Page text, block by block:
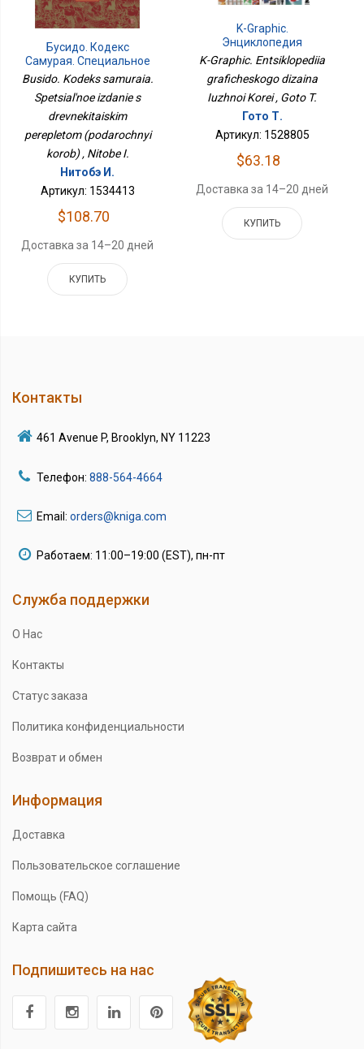
Бусидо. Кодекс
Самурая. Специальное
Издание С
Древнекитайским
Переплетом
(подарочный Короб)
Busido. Kodeks samuraia.
Spetsial'noe izdanie s
drevnekitaiskim
perepletom (podarochnyi
korob) , Nitobe I.
Нитобэ И.
Артикул: 1534413
$108.70
Доставка за 14–20 дней
КУПИТЬ
K-Graphic.
Энциклопедия
Графического Дизайна
Южной Кореи
K-Graphic. Entsiklopediia
graficheskogo dizaina
Iuzhnoi Korei , Goto T.
Гото Т.
Артикул: 1528805
$63.18
Доставка за 14–20 дней
КУПИТЬ
Контакты
461 Avenue P, Brooklyn, NY 11223
Телефон: 888-564-4664
Email: orders@kniga.com
Работаем: 11:00–19:00 (EST), пн-пт
Служба поддержки
О Нас
Контакты
Статус заказа
Политика конфиденциальности
Возврат и обмен
Информация
Доставка
Пользовательское соглашение
Помощь (FAQ)
Карта сайта
Подпишитесь на нас